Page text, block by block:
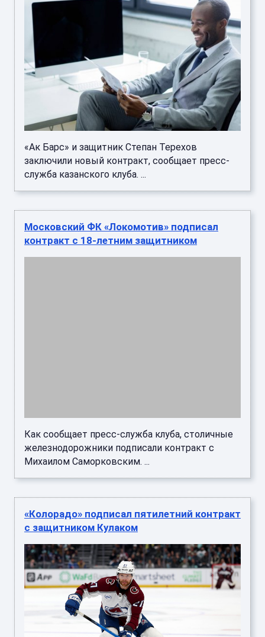
«Ак Барс» и защитник Степан Терехов
заключили новый контракт, сообщает пресс-
служба казанского клуба. ...
Московский ФК «Локомотив» подписал
контракт с 18-летним защитником
Как сообщает пресс-служба клуба, столичные
железнодорожники подписали контракт с
Михаилом Саморковским. ...
«Колорадо» подписал пятилетний контракт
с защитником Кулаком